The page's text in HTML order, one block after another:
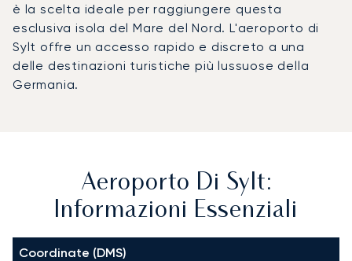
è la scelta ideale per raggiungere questa
esclusiva isola del Mare del Nord. L'aeroporto di
Sylt offre un accesso rapido e discreto a una
delle destinazioni turistiche più lussuose della
Germania.
Aeroporto Di Sylt:
Informazioni Essenziali
Coordinate (DMS)